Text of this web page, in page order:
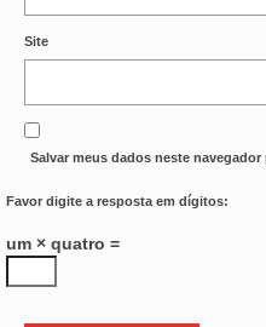
Site
Salvar meus dados neste
Favor digite a resposta em dígitos:
um × quatro =